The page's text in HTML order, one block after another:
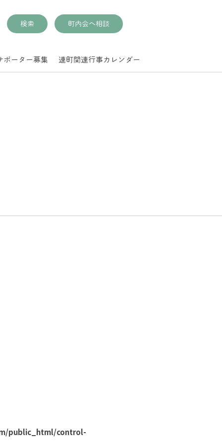
検索 町内会へ相談
ポーター募集 連町関連行事カレンダー
public_html/control-